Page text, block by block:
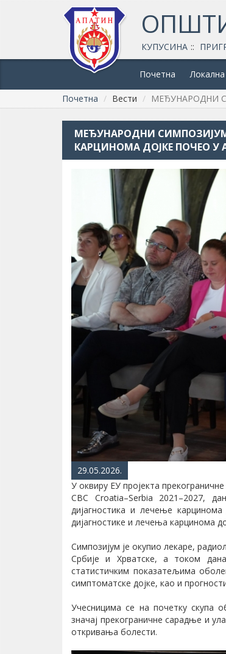
КУПУСИНА
Почетна
Почетна Вести МЕЂУНАРОДНИ
МЕЂУНАРОДНИ
КАРЦИНОМА ДОЈКЕ ПОЧЕО У
29.05.2026.
У оквиру ЕУ пројекта
CBC Croatia–Serbia 2021–2027,
дијагностика и лечење
дијагностике и лечења карцинома
Симпозијум је окупио лекаре,
Србије и Хрватске, а током
статистичким показатељима
симптоматске дојке, као и
Учесницима се на почетку скупа
значај прекограничне сарадње и
откривања болести.